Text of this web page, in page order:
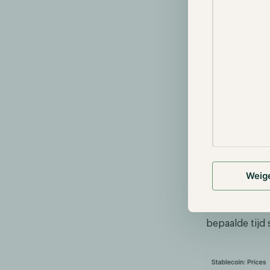
gestort bij
andere
Het initiële
te
de
bepaalde tijd